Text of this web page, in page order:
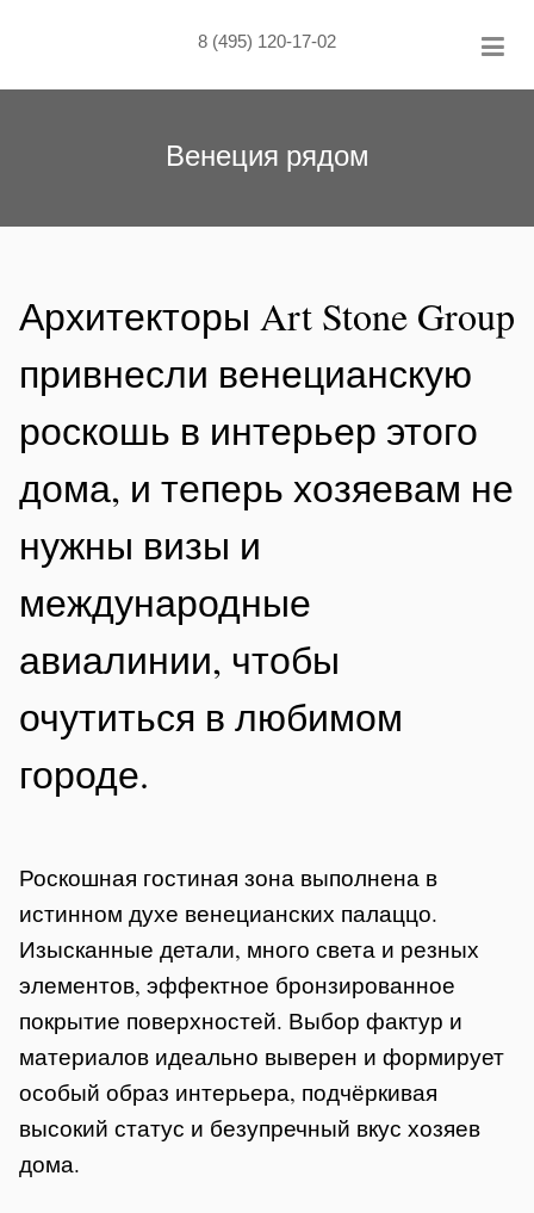
8 (495) 120-17-02
Венеция рядом
Архитекторы Art Stone Group
привнесли венецианскую
роскошь в интерьер этого
дома, и теперь хозяевам не
нужны визы и
международные
авиалинии, чтобы
очутиться в любимом
городе.
Роскошная гостиная зона выполнена в
истинном духе венецианских палаццо.
Изысканные детали, много света и резных
элементов, эффектное бронзированное
покрытие поверхностей. Выбор фактур и
материалов идеально выверен и формирует
особый образ интерьера, подчёркивая
высокий статус и безупречный вкус хозяев
дома.